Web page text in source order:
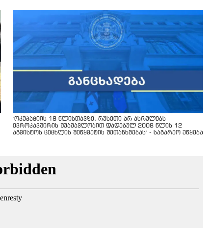
"ოკუპაციის 18 წლისთავზე, რუსეთი არ ასრულებს
ევროკავშირის შუამავლობით დადებულ 2008 წლის 12
აგვისტოს ცეცხლის შეწყვეტის შეთანხმებას" - საგარეო უწყება